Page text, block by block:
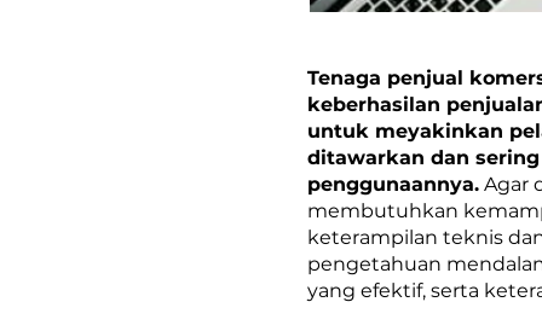
Tenaga penjual
keberhasilan
untuk meyakinkan
ditawarkan dan
penggunaannya. Agar
membutuhkan
keterampilan teknis
pengetahuan
yang efektif, serta